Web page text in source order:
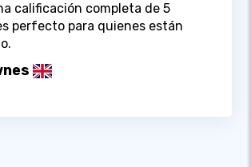
calificación completa de 5
perfecto para quienes están